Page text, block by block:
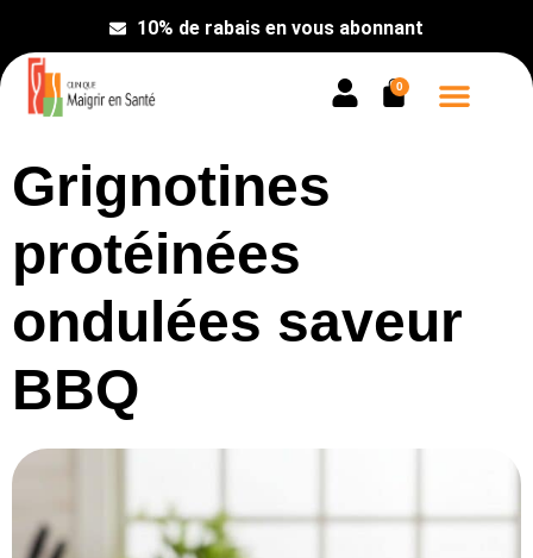
10% de rabais en vous abonnant
0
Grignotines
protéinées
ondulées saveur
BBQ